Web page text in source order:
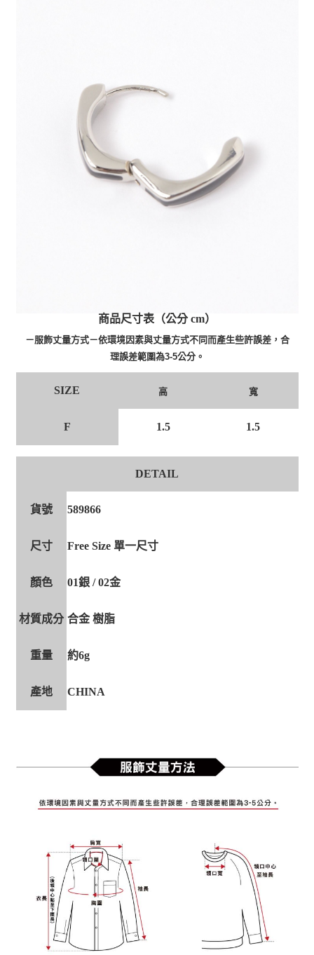
商品尺寸表（公分 cm）
－服飾丈量方式－依環境因素與丈量方式不同而產生些許誤差，合
理誤差範圍為3-5公分。
SIZE 高 寬
F 1.5 1.5
DETAIL
貨號 589866
尺寸 Free Size 單一尺寸
顏色 01銀 / 02金
材質成分 合金 樹脂
重量 約6g
產地 CHINA